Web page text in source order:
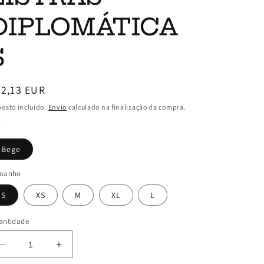
EUR
incluído. Envio calculado na finalização da compra.
Bege
S XS M XL L
Diminuir
Aumentar